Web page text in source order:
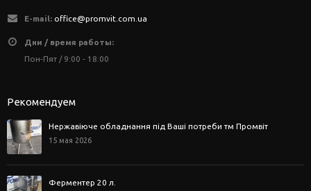
E-mail: office@promvit.com.ua
Дни / время работы:
Пон-Пят / 9:00 - 18:00
Рекомендуем
Нержавіюче обладнання під Ваші потреби тм Промвіт
15 мая 2026
Ферментер 20 л.